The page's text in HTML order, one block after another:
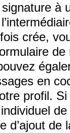
à
fois crée,
de
en
profil.
d’ajout